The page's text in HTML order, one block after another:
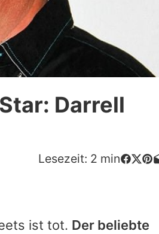
Darrell
Lesezeit: 2 min
ist tot. Der beliebte